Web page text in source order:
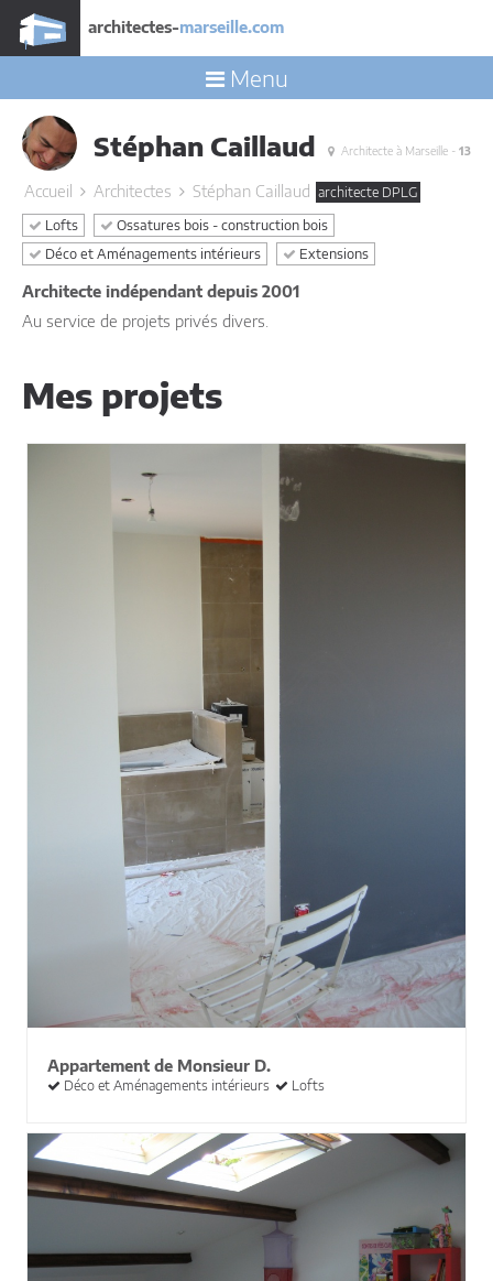
architectes-marseille.com
Menu
Stéphan Caillaud Architecte à Marseille - 13
Accueil Architectes Stéphan Caillaud architecte DPLG
Lofts
Ossatures bois - construction bois
Déco et Aménagements intérieurs
Extensions
Architecte indépendant depuis 2001
Au service de projets privés divers.
Mes projets
Appartement de Monsieur D.
Déco et Aménagements intérieurs Lofts